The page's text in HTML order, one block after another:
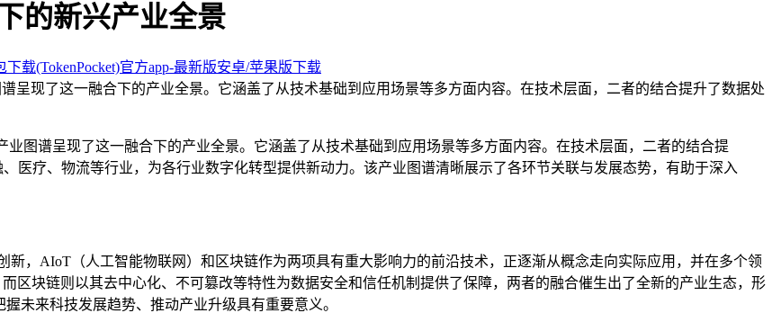
的新兴产业全景
载(TokenPocket)官方app-最新版安卓/苹果版下载
现了这一融合下的产业全景。它涵盖了从技术基础到应用场景等多方面内容。在技术层面，二者的结合提升了数据处
图谱呈现了这一融合下的产业全景。它涵盖了从技术基础到应用场景等多方面内容。在技术层面，二者的结合提
医疗、物流等行业，为各行业数字化转型提供新动力。该产业图谱清晰展示了各环节关联与发展态势，有助于深入
，AIoT（人工智能物联网）和区块链作为两项具有重大影响力的前沿技术，正逐渐从概念走向实际应用，并在多个领
区块链则以其去中心化、不可篡改等特性为数据安全和信任机制提供了保障，两者的融合催生出了全新的产业生态，形
未来科技发展趋势、推动产业升级具有重要意义。